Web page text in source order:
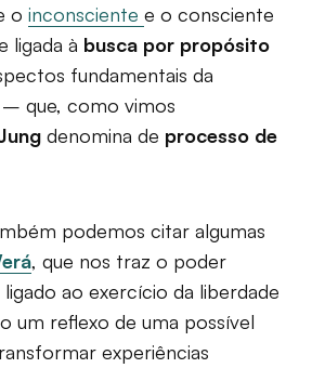
o inconsciente e o consciente
ligada à busca por propósito
fundamentais da
– que, como vimos
denomina de processo de
podemos citar algumas
, que nos traz o poder
ao exercício da liberdade
um reflexo de uma possível
experiências